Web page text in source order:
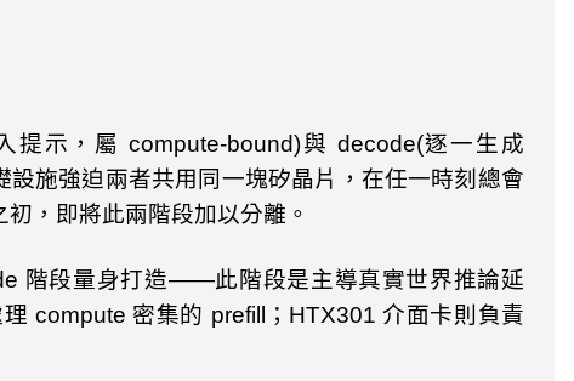
提示，屬 compute-bound)與 decode(逐一生成
設施強迫兩者共用同一塊矽晶片，在任一時刻總會
初，即將此兩階段加以分離。
階段量身打造——此階段是主導真實世界推論延
compute 密集的 prefill ； HTX301介面卡則負責